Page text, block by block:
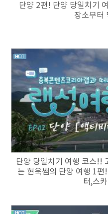
단양 2편! 단양 당일치기
장소부터
단양 당일치기 여행 코스!!
는 현욱쌤의 단양 여행 1
터,스